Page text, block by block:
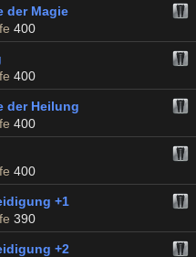
der Magie
400
400
der Heilung
400
400
+1
390
+2